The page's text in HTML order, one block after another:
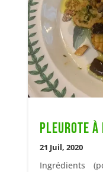
Pleurote
21 Juil, 2020
Ingrédients